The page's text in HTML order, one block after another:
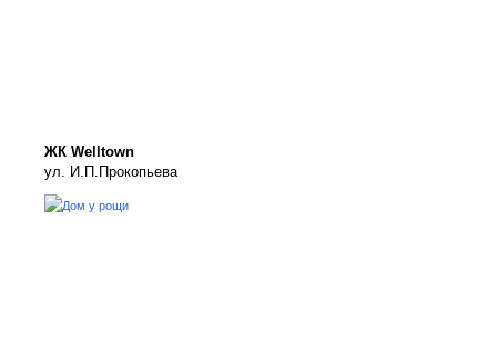
ЖК Welltown
ул. И.П.Прокопьева